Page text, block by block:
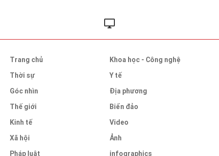
Trang chủ
Thời sự
Góc nhìn
Thế giới
Kinh tế
Xã hội
Pháp luật
Khoa học - Công nghệ
Y tế
Địa phương
Biển đảo
Video
Ảnh
infographics